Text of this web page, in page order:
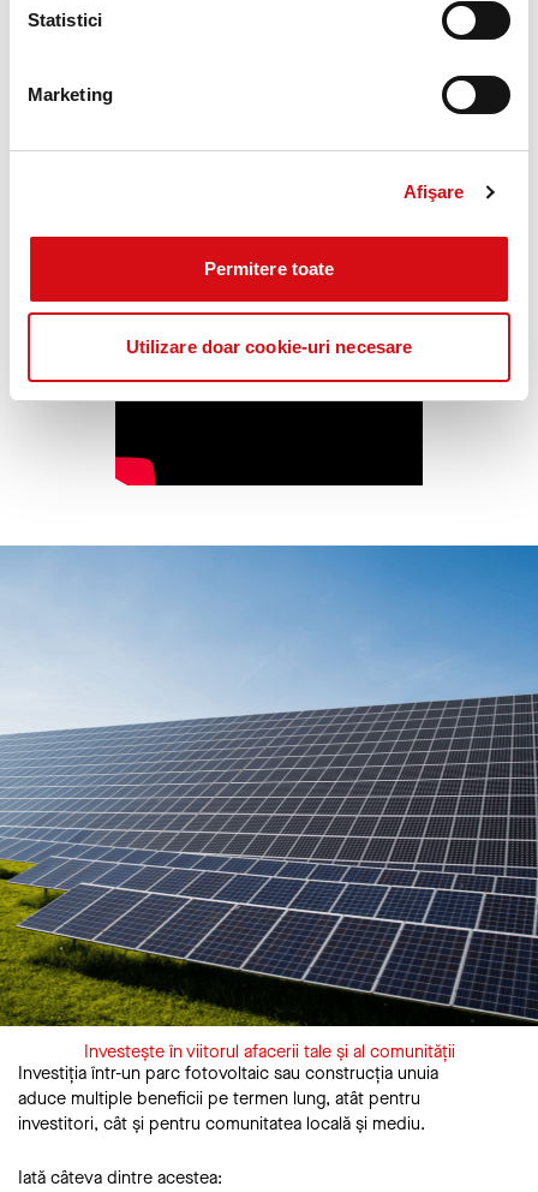
Statistici
Marketing
Afişare
Permitere toate
Utilizare doar cookie-uri necesare
Investește în viitorul afacerii tale și al comunității
Investiția într-un parc fotovoltaic sau construcția unuia
aduce multiple beneficii pe termen lung, atât pentru
investitori, cât și pentru comunitatea locală și mediu.
Iată câteva dintre acestea: